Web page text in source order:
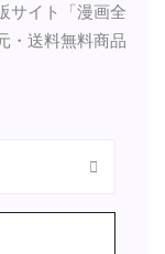
サイト「漫画全
・送料無料商品